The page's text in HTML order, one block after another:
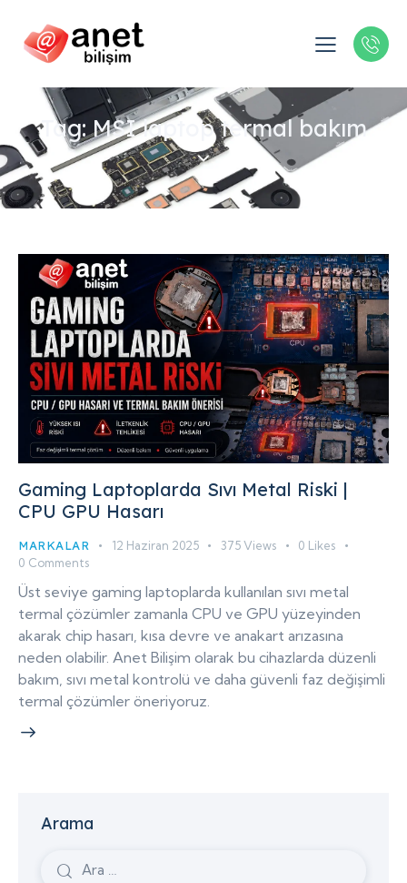
Tag: MSI laptop termal bakım
Gaming Laptoplarda Sıvı Metal Riski |
CPU GPU Hasarı
MARKALAR 12 Haziran 2025 375 Views 0 Likes
0 Comments
Üst seviye gaming laptoplarda kullanılan sıvı metal
termal çözümler zamanla CPU ve GPU yüzeyinden
akarak chip hasarı, kısa devre ve anakart arızasına
neden olabilir. Anet Bilişim olarak bu cihazlarda düzenli
bakım, sıvı metal kontrolü ve daha güvenli faz değişimli
termal çözümler öneriyoruz.
Arama